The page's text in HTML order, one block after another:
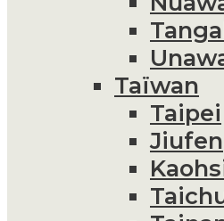
Taïwan
Taipei
Jiufen